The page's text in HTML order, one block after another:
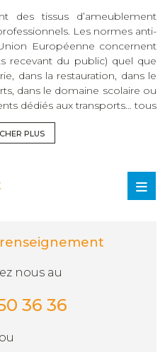
des tissus d’ameublement
Les normes anti-
Européenne concernent
recevant du public) quel que
dans la restauration, dans le
dans le domaine scolaire ou
dédiés aux transports… tous
de respecter les normes
d’ameublement ignifugés
ininflammable.
limiter les dégâts dans une
Le tissu Crocfeu freine la
de meubles et d’éléments de
Ce sont des tissus qui
On retrouve en effet divers
PLUS
nous au
36 36
ou